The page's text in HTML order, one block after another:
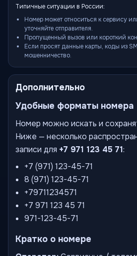
Типичные ситуации в России:
Номер может относиться к сервису
уточняйте отправителя.
Пропущенный вызов или короткий
Если просят данные карты, коды из
мошенничество.
Дополнительно
Удобные форматы номера
Номер можно искать и
Ниже — несколько
записи для +7 971 123 45 71:
+7 (971) 123-45-71
8 (971) 123-45-71
+79711234571
+7 971 123 45 71
971-123-45-71
Кратко о номере